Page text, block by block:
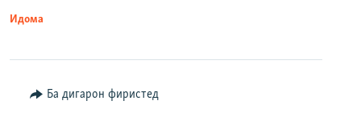
Идома
Ба дигарон фиристед